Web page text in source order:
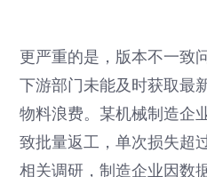
更严重的是，版本不一致
下游部门未能及时获取最
物料浪费。某机械制造企
致批量返工，单次损失超
相关调研，制造企业因数